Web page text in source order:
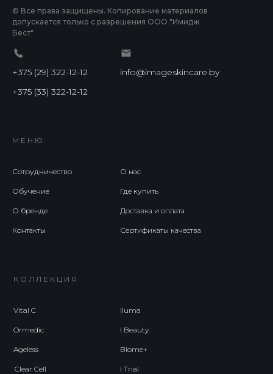
КОЛЛЕКЦИЯ
Ageless
Vital C
Ormedic
МЕНЮ
Сотрудничество
Обучение
О бренде
Clear Cell
Контакты
Iluma
I Beauty
Biome+
I Trial
© Все права защищены. Копирование материалов
допускается только с разрешения ООО "Имидж
Бест"
О нас
Доставка и оплата
Сертификаты качества
Где купить
info@imageskincare.by
+375 (29) 322-12-12
+375 (33) 322-12-12